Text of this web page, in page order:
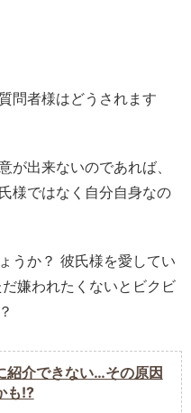
問者様はどうされます
が出来ないのであれば、
様ではなく自分自身なの
うか？ 彼氏様を愛してい
嫌われたくないとビクビ
紹介できない…その原因
も!?